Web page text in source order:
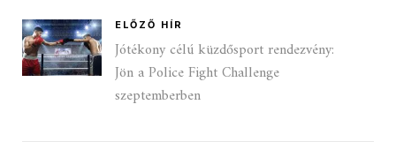
ELŐZŐ HÍR
Jótékony célú küzdősport rendezvény:
Jön a Police Fight Challenge
szeptemberben